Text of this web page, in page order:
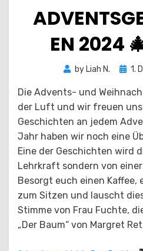
EN 2024
byLiah N. 1.
Die Advents- und
der Luft und wir freuen
Geschichten an jedem
Jahr haben wir noch eine
Eine der Geschichten wird
Lehrkraft sondern von
Besorgt euch einen Kaffee,
zum Sitzen und lauscht
Stimme von Frau Fuchte,
„Der Baum“ von Margret